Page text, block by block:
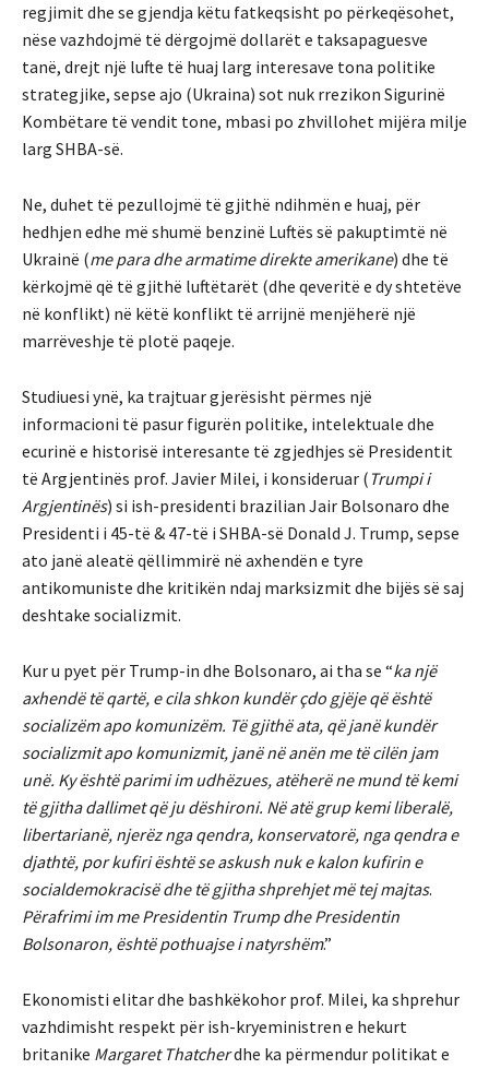
regjimit dhe se gjendja këtu fatkeqsisht po përkeqësohet,
nëse vazhdojmë të dërgojmë dollarët e taksapaguesve
tanë, drejt një lufte të huaj larg interesave tona politike
strategjike, sepse ajo (Ukraina) sot nuk rrezikon Sigurinë
Kombëtare të vendit tone, mbasi po zhvillohet mijëra milje
larg SHBA-së.
Ne, duhet të pezullojmë të gjithë ndihmën e huaj, për
hedhjen edhe më shumë benzinë Luftës së pakuptimtë në
Ukrainë (me para dhe armatime direkte amerikane) dhe të
kërkojmë që të gjithë luftëtarët (dhe qeveritë e dy shtetëve
në konflikt) në këtë konflikt të arrijnë menjëherë një
marrëveshje të plotë paqeje.
Studiuesi ynë, ka trajtuar gjerësisht përmes një
informacioni të pasur figurën politike, intelektuale dhe
ecurinë e historisë interesante të zgjedhjes së Presidentit
të Argjentinës prof. Javier Milei, i konsideruar ( Trumpi i
Argjentinës) si ish-presidenti brazilian Jair Bolsonaro dhe
Presidenti i 45-të & 47-të i SHBA-së Donald J. Trump, sepse
ato janë aleatë qëllimmirë në axhendën e tyre
antikomuniste dhe kritikën ndaj marksizmit dhe bijës së saj
deshtake socializmit.
Kur u pyet për Trump-in dhe Bolsonaro, ai tha se “ka një
axhendë të qartë, e cila shkon kundër çdo gjëje që është
socializëm apo komunizëm. Të gjithë ata, që janë kundër
socializmit apo komunizmit, janë në anën me të cilën jam
unë. Ky është parimi im udhëzues, atëherë ne mund të kemi
të gjitha dallimet që ju dëshironi. Në atë grup kemi liberalë,
libertarianë, njerëz nga qendra, konservatorë, nga qendra e
djathtë, por kufiri është se askush nuk e kalon kufirin e
socialdemokracisë dhe të gjitha shprehjet më tej majtas.
Përafrimi im me Presidentin Trump dhe Presidentin
Bolsonaron, është pothuajse i natyrshëm.”
Ekonomisti elitar dhe bashkëkohor prof. Milei, ka shprehur
vazhdimisht respekt për ish-kryeministren e hekurt
britanike Margaret Thatcherdhe ka përmendur politikat e